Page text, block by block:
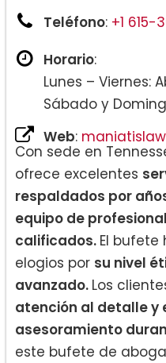
Teléfono: +1 615-
Horario:
Lunes – Viernes:
Sábado y
Web:
Con sede en
ofrece excelentes
respaldados por
equipo de
calificados. El bufete
elogios por su nivel
avanzado. Los
atención al detalle y
asesoramiento
este bufete de